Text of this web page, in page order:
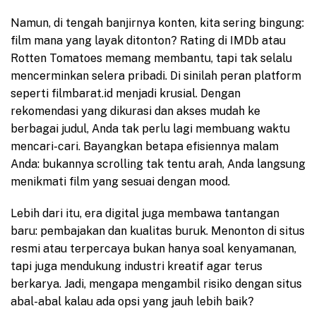
Namun, di tengah banjirnya konten, kita sering bingung:
film mana yang layak ditonton? Rating di IMDb atau
Rotten Tomatoes memang membantu, tapi tak selalu
mencerminkan selera pribadi. Di sinilah peran platform
seperti filmbarat.id menjadi krusial. Dengan
rekomendasi yang dikurasi dan akses mudah ke
berbagai judul, Anda tak perlu lagi membuang waktu
mencari-cari. Bayangkan betapa efisiennya malam
Anda: bukannya scrolling tak tentu arah, Anda langsung
menikmati film yang sesuai dengan mood.
Lebih dari itu, era digital juga membawa tantangan
baru: pembajakan dan kualitas buruk. Menonton di situs
resmi atau terpercaya bukan hanya soal kenyamanan,
tapi juga mendukung industri kreatif agar terus
berkarya. Jadi, mengapa mengambil risiko dengan situs
abal-abal kalau ada opsi yang jauh lebih baik?